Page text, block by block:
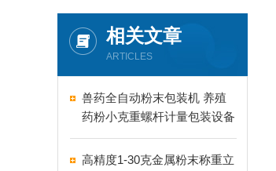
相关文章
ARTICLES
兽药全自动粉末包装机 养殖
药粉小克重螺杆计量包装设备
高精度1-30克金属粉末称重立